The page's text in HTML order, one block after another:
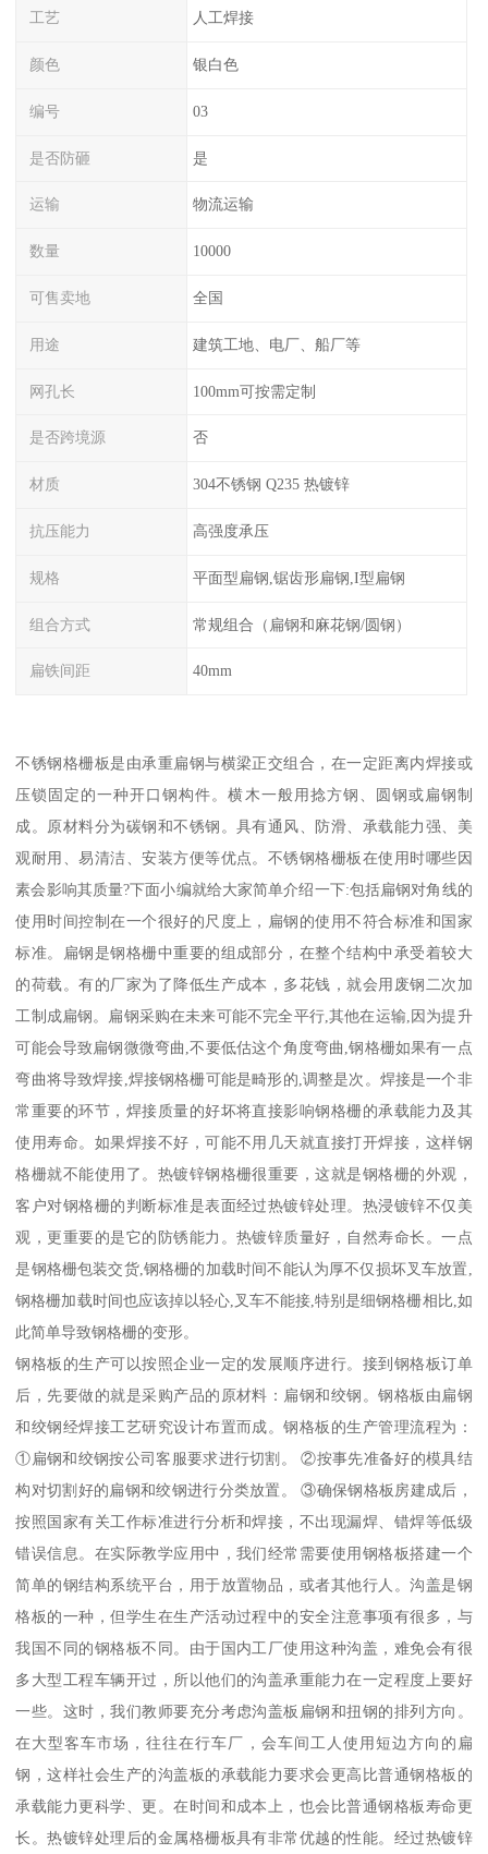
工艺 人工焊接
颜色 银白色
编号 03
是否防砸 是
运输 物流运输
数量 10000
可售卖地 全国
用途 建筑工地、电厂、船厂等
网孔长 100mm可按需定制
是否跨境源 否
材质 304不锈钢 Q235 热镀锌
抗压能力 高强度承压
规格 平面型扁钢,锯齿形扁钢,I型扁钢
组合方式 常规组合（扁钢和麻花钢/圆钢）
扁铁间距 40mm
不锈钢格栅板是由承重扁钢与横梁正交组合，在一定距离内焊接或
压锁固定的一种开口钢构件。横木一般用捻方钢、圆钢或扁钢制
成。原材料分为碳钢和不锈钢。具有通风、防滑、承载能力强、美
观耐用、易清洁、安装方便等优点。不锈钢格栅板在使用时哪些因
素会影响其质量?下面小编就给大家简单介绍一下:包括扁钢对角线的
使用时间控制在一个很好的尺度上，扁钢的使用不符合标准和国家
标准。扁钢是钢格栅中重要的组成部分，在整个结构中承受着较大
的荷载。有的厂家为了降低生产成本，多花钱，就会用废钢二次加
工制成扁钢。扁钢采购在未来可能不完全平行,其他在运输,因为提升
可能会导致扁钢微微弯曲,不要低估这个角度弯曲,钢格栅如果有一点
弯曲将导致焊接,焊接钢格栅可能是畸形的,调整是次。焊接是一个非
常重要的环节，焊接质量的好坏将直接影响钢格栅的承载能力及其
使用寿命。如果焊接不好，可能不用几天就直接打开焊接，这样钢
格栅就不能使用了。热镀锌钢格栅很重要，这就是钢格栅的外观，
客户对钢格栅的判断标准是表面经过热镀锌处理。热浸镀锌不仅美
观，更重要的是它的防锈能力。热镀锌质量好，自然寿命长。一点
是钢格栅包装交货,钢格栅的加载时间不能认为厚不仅损坏叉车放置,
钢格栅加载时间也应该掉以轻心,叉车不能接,特别是细钢格栅相比,如
此简单导致钢格栅的变形。
钢格板的生产可以按照企业一定的发展顺序进行。接到钢格板订单
后，先要做的就是采购产品的原材料：扁钢和绞钢。钢格板由扁钢
和绞钢经焊接工艺研究设计布置而成。钢格板的生产管理流程为：
①扁钢和绞钢按公司客服要求进行切割。 ②按事先准备好的模具结
构对切割好的扁钢和绞钢进行分类放置。 ③确保钢格板房建成后，
按照国家有关工作标准进行分析和焊接，不出现漏焊、错焊等低级
错误信息。在实际教学应用中，我们经常需要使用钢格板搭建一个
简单的钢结构系统平台，用于放置物品，或者其他行人。沟盖是钢
格板的一种，但学生在生产活动过程中的安全注意事项有很多，与
我国不同的钢格板不同。由于国内工厂使用这种沟盖，难免会有很
多大型工程车辆开过，所以他们的沟盖承重能力在一定程度上要好
一些。这时，我们教师要充分考虑沟盖板扁钢和扭钢的排列方向。
在大型客车市场，往往在行车厂，会车间工人使用短边方向的扁
钢，这样社会生产的沟盖板的承载能力要求会更高比普通钢格板的
承载能力更科学、更。在时间和成本上，也会比普通钢格板寿命更
长。热镀锌处理后的金属格栅板具有非常优越的性能。经过热镀锌